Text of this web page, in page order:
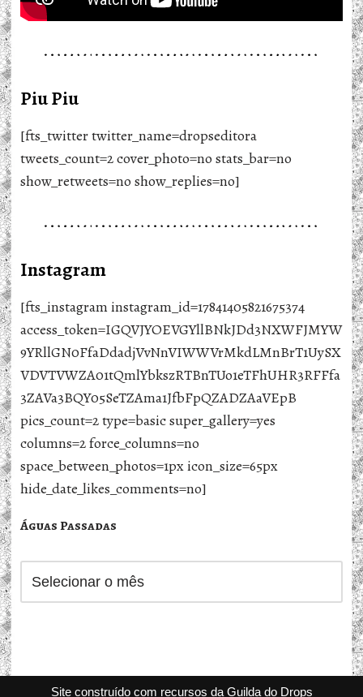
Piu Piu
[fts_twitter twitter_name=dropseditora
tweets_count=2 cover_photo=no stats_bar=no
show_retweets=no show_replies=no]
Instagram
[fts_instagram instagram_id=17841405821675374
access_token=IGQVJYOEVGYllBNkJDd3NXWFJMYW
9YRllGN0FfaDdadjVvNnVIWWVrMkdLMnBrT1UySX
VDVTVWZA01tQmlYbkszRTBnTUo1eTFhUHR3RFFfa
3ZAVa3BQY05SeTZAma1JfbFpQZADZAaVEpB
pics_count=2 type=basic super_gallery=yes
columns=2 force_columns=no
space_between_photos=1px icon_size=65px
hide_date_likes_comments=no]
Águas Passadas
Site construído com recursos da Guilda do Drops